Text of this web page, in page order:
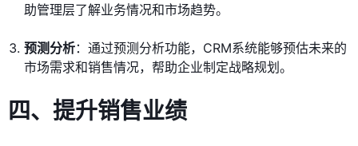
助管理层了解业务情况和市场趋势。
预测分析：通过预测分析功能，CRM系统能够预估未来的
市场需求和销售情况，帮助企业制定战略规划。
四、提升销售业绩